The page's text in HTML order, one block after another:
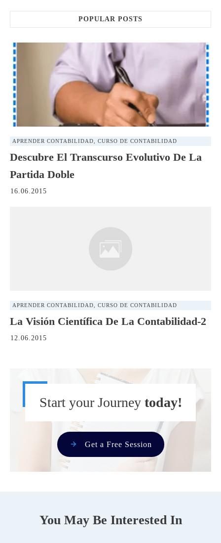
POPULAR POSTS
APRENDER CONTABILIDAD CURSO DE CONTABILIDAD
Descubre El Transcurso Evolutivo De La
Partida Doble
16.06.2015
APRENDER CONTABILIDAD CURSO DE CONTABILIDAD
La Visión Científica De La Contabilidad-2
12.06.2015
Start your Journey today!
Get a Free Session
You May Be Interested In